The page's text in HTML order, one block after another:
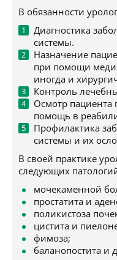
В обязанности
Диагностика
системы.
Назначение
при помощи
иногда и
Контроль
Осмотр пациента
помощь в
Профилактика
системы и их
В своей практике
следующих
мочекаменной
простатита и
поликистоза
цистита и
фимоза;
баланопостита и